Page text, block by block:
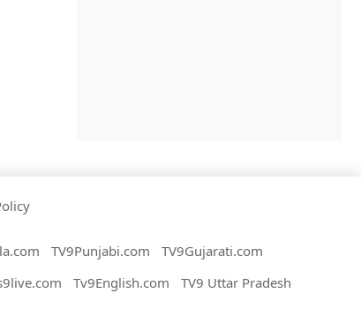
TV9Punjabi.com
TV9Gujarati.com
Tv9English.com
TV9 Uttar Pradesh